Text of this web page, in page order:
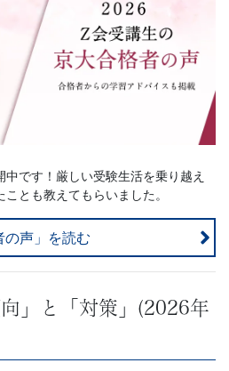
です！厳しい受験生活を乗り越え
とも教えてもらいました。
の声」を読む
」と「対策」(2026年